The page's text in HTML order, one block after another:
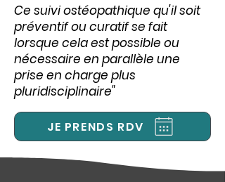
Ce suivi ostéopathique qu'il soit
préventif ou curatif se fait
lorsque cela est possible ou
nécessaire en parallèle une
prise en charge plus
pluridisciplinaire"
JE PRENDS RDV